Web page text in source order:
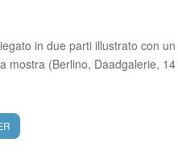
in due parti illustrato con
mostra (Berlino, Daadgalerie,